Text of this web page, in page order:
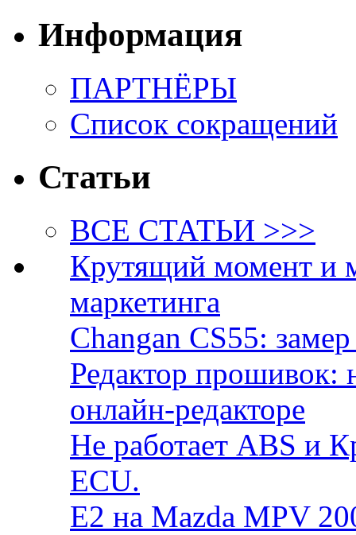
Информация
ПАРТНЁРЫ
Список сокращений
Статьи
ВСЕ СТАТЬИ >>>
Крутящий момент и
маркетинга
Changan CS55:
Редактор прошивок:
онлайн-редакторе
Не работает ABS и
ECU.
E2 на Mazda MPV